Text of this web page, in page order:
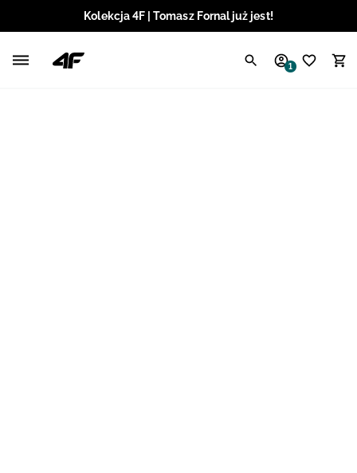
Kolekcja 4F | Tomasz Fornal już jest!
1